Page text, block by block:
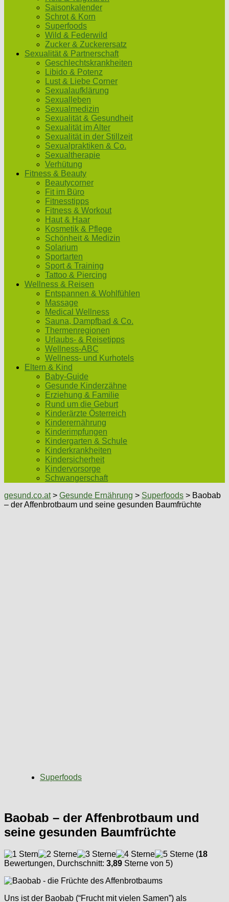
Saisonkalender
Schrot & Korn
Superfoods
Wild & Federwild
Zucker & Zuckerersatz
Sexualität & Partnerschaft
Geschlechtskrankheiten
Libido & Potenz
Lust & Liebe Corner
Sexualaufklärung
Sexualleben
Sexualmedizin
Sexualität & Gesundheit
Sexualität im Alter
Sexualität in der Stillzeit
Sexualpraktiken & Co.
Sexualtherapie
Verhütung
Fitness & Beauty
Beautycorner
Fit im Büro
Fitnesstipps
Fitness & Workout
Haut & Haar
Kosmetik & Pflege
Schönheit & Medizin
Solarium
Sportarten
Sport & Training
Tattoo & Piercing
Wellness & Reisen
Entspannen & Wohlfühlen
Massage
Medical Wellness
Sauna, Dampfbad & Co.
Thermenregionen
Urlaubs- & Reisetipps
Wellness-ABC
Wellness- und Kurhotels
Eltern & Kind
Baby-Guide
Gesunde Kinderzähne
Erziehung & Familie
Rund um die Geburt
Kinderärzte Österreich
Kinderernährung
Kinderimpfungen
Kindergarten & Schule
Kinderkrankheiten
Kindersicherheit
Kindervorsorge
Schwangerschaft
gesund.co.at> Gesunde Ernährung > Superfoods > Baobab
– der Affenbrotbaum und seine gesunden Baumfrüchte
Superfoods
Baobab – der Affenbrotbaum und
seine gesunden Baumfrüchte
(18
Bewertungen, Durchschnitt: 3,89 Sterne von 5)
Uns ist der Baobab (“Frucht mit vielen Samen”) als